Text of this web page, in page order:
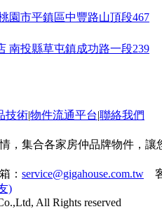
園市平鎮區中豐路山頂段467
南投縣草屯鎮成功路一段239
北市蘆洲區長榮路353號
南市東區崇德路630號1樓
市平鎮區豐路363號
台中市北屯區中清路二段138
蘭縣宜蘭市女中路三段589號
技術|物件流通平台|聯絡我們
，集合各家房仲品牌物件，
： service@gigahouse.com.tw
)
All Rights reserved